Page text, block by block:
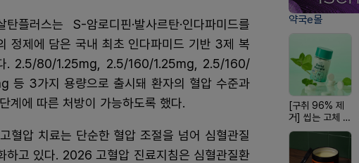
탄플러스는 S-암로디핀·발사르탄·인다파미드를
정제에 담은 국내 최초 인다파미드 기반 3제 복
. 2.5/80/1.25mg, 2.5/160/1.25mg, 2.5/160/
등 3가지 용량으로 출시돼 환자의 혈압 수준과
계에 따른 처방이 가능하도록 했다.
혈압 치료는 단순한 혈압 조절을 넘어 심혈관질
하고 있다. 2026 고혈압 진료지침은 심혈관질환
약국e몰
[구취 96% 제
거] 씹는 고체 가
글